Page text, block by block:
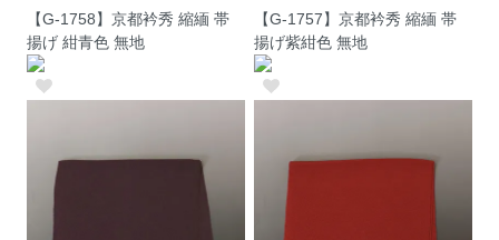
【G-1758】京都衿秀 縮緬 帯
揚げ 紺青色 無地
【G-1757】京都衿秀 縮緬 帯
揚げ紫紺色 無地